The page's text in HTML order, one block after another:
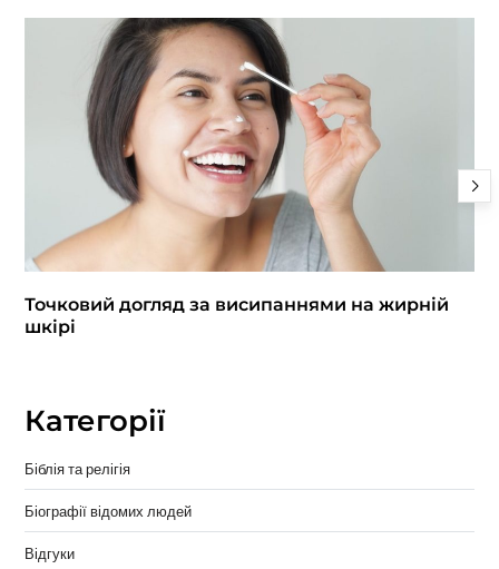
Точковий догляд за висипаннями на жирній
шкірі
Категорії
Біблія та релігія
Біографії відомих людей
Відгуки